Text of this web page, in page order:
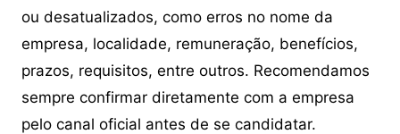
ou desatualizados, como erros no nome da
empresa, localidade, remuneração, benefícios,
prazos, requisitos, entre outros. Recomendamos
sempre confirmar diretamente com a empresa
pelo canal oficial antes de se candidatar.